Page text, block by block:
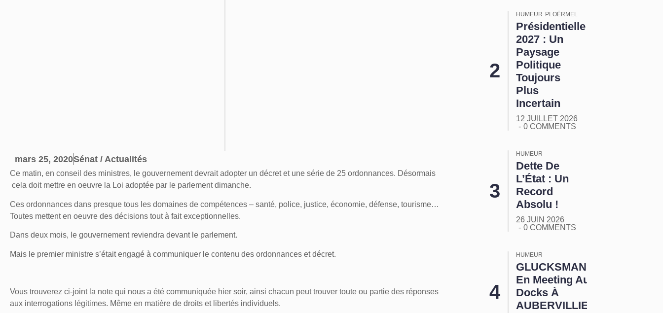
mars 25, 2020Sénat / Actualités
Ce matin, en conseil des ministres, le gouvernement devrait adopter un décret et une série de 25 ordonnances. Désormais
cela doit mettre en oeuvre la Loi adoptée par le parlement dimanche.
Ces ordonnances dans presque tous les domaines de compétences – santé, police, justice, économie, défense, tourisme…
Toutes mettent en oeuvre des décisions tout à fait exceptionnelles.
Dans deux mois, le gouvernement reviendra devant le parlement.
Mais le premier ministre s’était engagé à communiquer le contenu des ordonnances et décret.
Vous trouverez ci-joint la note qui nous a été communiquée hier soir, ainsi chacun peut trouver toute ou partie des réponses
aux interrogations légitimes. Même en matière de droits et libertés individuels.
HUMEUR PLOËRMEL
Présidentielle
2027 : Un
Paysage
Politique
Toujours
Plus
Incertain
12 JUILLET 2026
0 COMMENTS
HUMEUR
Dette De
L’État : Un
Record
Absolu !
26 JUIN 2026
0 COMMENTS
HUMEUR
GLUCKSMANN
En Meeting Aux
Docks À
AUBERVILLIERS